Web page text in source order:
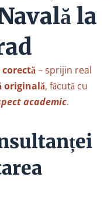
la
– sprijin real
originală, făcută cu
academic.